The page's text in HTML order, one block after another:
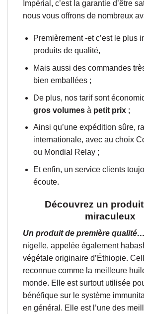
Impérial, c’est la garantie d’être
nous vous offrons de nombreux
Premièrement -et c’est le plus
produits de qualité,
Mais aussi des commandes
bien emballées ;
De plus, nos tarif sont
gros volumesà petit prix;
Ainsi qu’une expédition sûre,
internationale, avec au choix
ou Mondial Relay ;
Et enfin, un service clients
écoute.
Découvrez un
miraculeux
Un produit de première qualité…
nigelle, appelée également
végétale originaire d’Éthiopie.
reconnue comme la meilleure
monde. Elle est surtout utilisée
bénéfique sur le système
en général. Elle est l’une des